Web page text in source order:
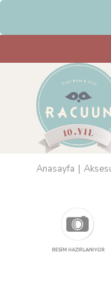
Anasayfa